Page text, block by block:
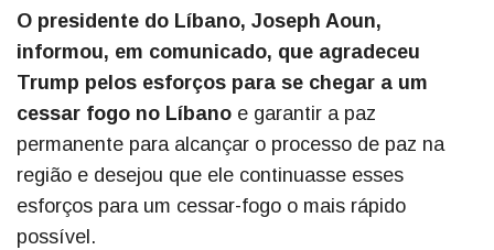
O presidente do Líbano, Joseph Aoun,
informou, em comunicado, que agradeceu
Trump pelos esforços para se chegar a um
cessar fogo no Líbano e garantir a paz
permanente para alcançar o processo de paz na
região e desejou que ele continuasse esses
esforços para um cessar-fogo o mais rápido
possível.